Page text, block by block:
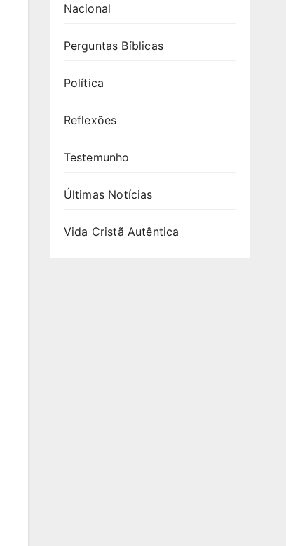
Nacional
Perguntas Bíblicas
Política
Reflexões
Testemunho
Últimas Notícias
Vida Cristã Autêntica